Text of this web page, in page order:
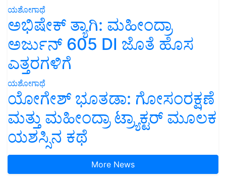
ಯಶೋಗಾಥೆ
ಅಭಿಷೇಕ್ ತ್ಯಾಗಿ: ಮಹೀಂದ್ರಾ
ಅರ್ಜುನ್ 605 DI ಜೊತೆ ಹೊಸ
ಎತ್ತರಗಳಿಗೆ
ಯಶೋಗಾಥೆ
ಯೋಗೇಶ್ ಭೂತಡಾ: ಗೋಸಂರಕ್ಷಣೆ
ಮತ್ತು ಮಹೀಂದ್ರಾ ಟ್ರ್ಯಾಕ್ಟರ್ ಮೂಲಕ
ಯಶಸ್ಸಿನ ಕಥೆ
More News